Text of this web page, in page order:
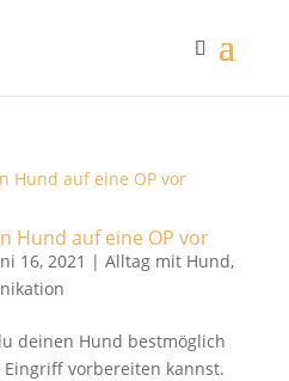
Hund auf eine OP vor
16, 2021 | Alltag mit Hund,
deinen Hund bestmöglich
vorbereiten kannst.